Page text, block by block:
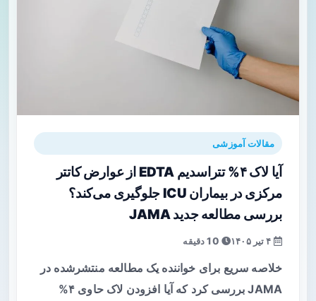
مقالات آموزشی
آیا لاک ۴% تتراسدیم EDTA از عوارض کاتتر
مرکزی در بیماران ICU جلوگیری می‌کند؟
بررسی مطالعه جدید JAMA
خلاصه سریع برای خواننده یک مطالعه منتشرشده در
JAMA بررسی کرد که آیا افزودن لاک حاوی ۴%